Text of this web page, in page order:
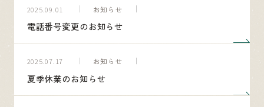
2025.09.01 お知らせ
電話番号変更のお知らせ
2025.07.17 お知らせ
夏季休業のお知らせ